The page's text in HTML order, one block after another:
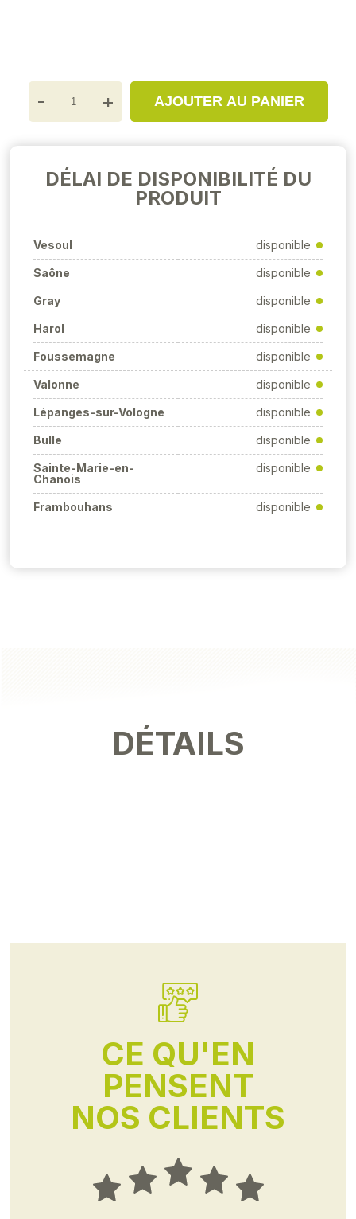
- + AJOUTER AU PANIER
DÉLAI DE DISPONIBILITÉ DU
PRODUIT
Vesoul disponible
Saône disponible
Gray disponible
Harol disponible
Foussemagne disponible
Valonne disponible
Lépanges-sur-Vologne disponible
Bulle disponible
Sainte-Marie-en-
Chanois
disponible
Frambouhans disponible
DÉTAILS
CE QU'EN
PENSENT
NOS CLIENTS